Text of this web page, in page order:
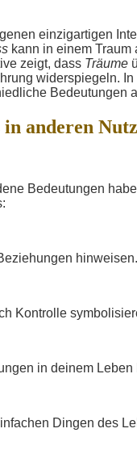
einzigartigen
kann in einem
zeigt, dass Träume
widerspiegeln.
Bedeutungen
in anderen
Bedeutungen
hinweisen.
Kontrolle
in deinem Leben
Dingen des